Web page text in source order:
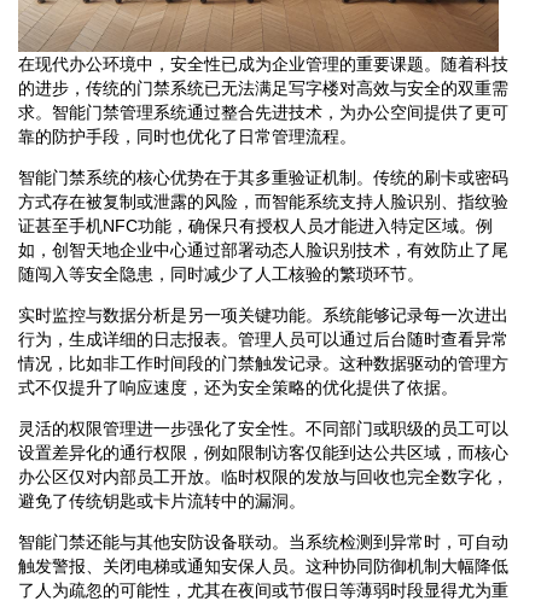
在现代办公环境中，安全性已成为企业管理的重要课题。随着科技
的进步，传统的门禁系统已无法满足写字楼对高效与安全的双重需
求。智能门禁管理系统通过整合先进技术，为办公空间提供了更可
靠的防护手段，同时也优化了日常管理流程。
智能门禁系统的核心优势在于其多重验证机制。传统的刷卡或密码
方式存在被复制或泄露的风险，而智能系统支持人脸识别、指纹验
证甚至手机NFC功能，确保只有授权人员才能进入特定区域。例
如，创智天地企业中心通过部署动态人脸识别技术，有效防止了尾
随闯入等安全隐患，同时减少了人工核验的繁琐环节。
实时监控与数据分析是另一项关键功能。系统能够记录每一次进出
行为，生成详细的日志报表。管理人员可以通过后台随时查看异常
情况，比如非工作时间段的门禁触发记录。这种数据驱动的管理方
式不仅提升了响应速度，还为安全策略的优化提供了依据。
灵活的权限管理进一步强化了安全性。不同部门或职级的员工可以
设置差异化的通行权限，例如限制访客仅能到达公共区域，而核心
办公区仅对内部员工开放。临时权限的发放与回收也完全数字化，
避免了传统钥匙或卡片流转中的漏洞。
智能门禁还能与其他安防设备联动。当系统检测到异常时，可自动
触发警报、关闭电梯或通知安保人员。这种协同防御机制大幅降低
了人为疏忽的可能性，尤其在夜间或节假日等薄弱时段显得尤为重